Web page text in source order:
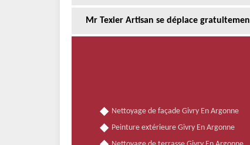
Mr Texier Artisan se déplace
Nettoyage de façade Givry En Argonne
Peinture extérieure Givry En Argonne